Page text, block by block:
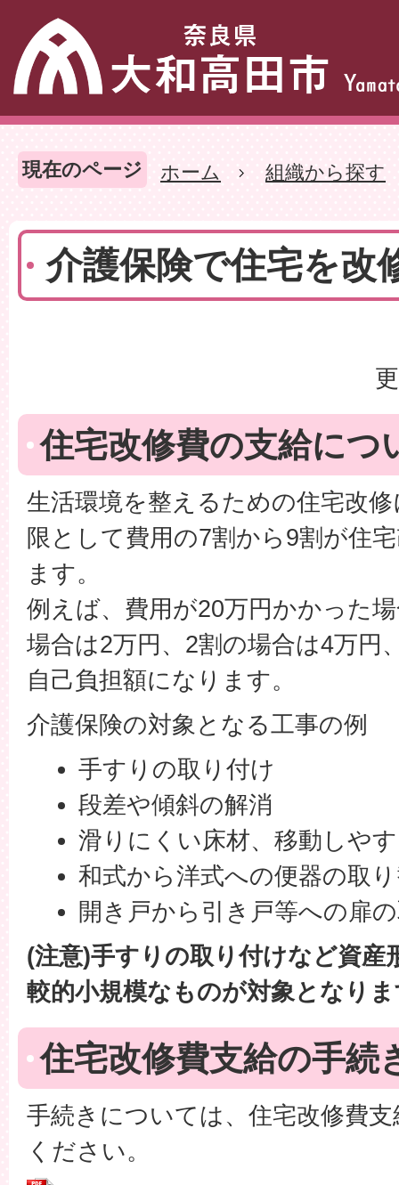
現在のページ ホーム 組織から探す
介護保険で住宅を改
住宅改修費の支給につ
生活環境を整えるための住宅改
限として費用の7割から9割が住
ます。
例えば、費用が20万円かかった
場合は2万円、2割の場合は4万円
自己負担額になります。
介護保険の対象となる工事の例
手すりの取り付け
段差や傾斜の解消
滑りにくい床材、移動しや
和式から洋式への便器の取
開き戸から引き戸等への扉
(注意)手すりの取り付けなど資産
較的小規模なものが対象となり
住宅改修費支給の手続
手続きについては、住宅改修費
ください。